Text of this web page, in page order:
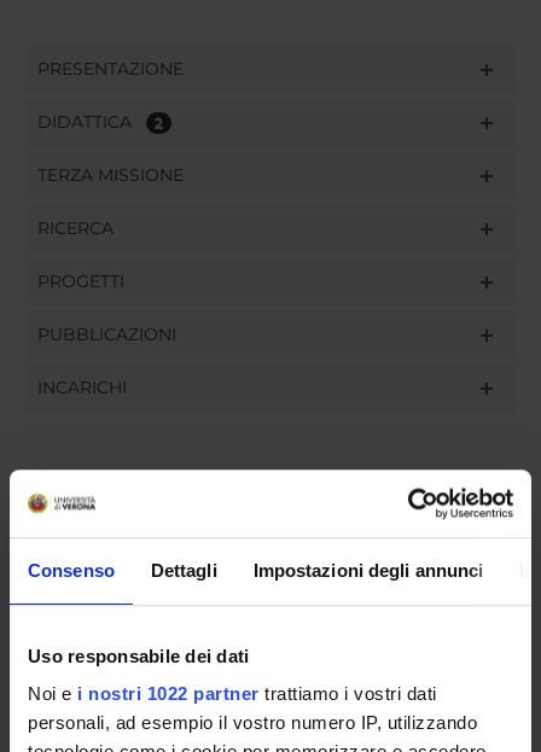
Consenso Dettagli Impostazioni degli annunci
Uso responsabile dei dati
Noi e i nostri 1022 partner trattiamo i vostri dati
personali, ad esempio il vostro numero IP, utilizzando
PRESENTAZIONE
DIDATTICA 2
TERZA MISSIONE
RICERCA
PROGETTI
PUBBLICAZIONI
INCARICHI
GOVERNANCE
SERVIZI DI SEGRETERIA STUDENTI